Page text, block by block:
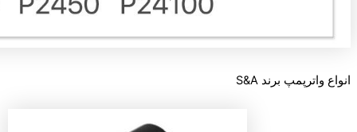
انواع واترپمپ برند S&A